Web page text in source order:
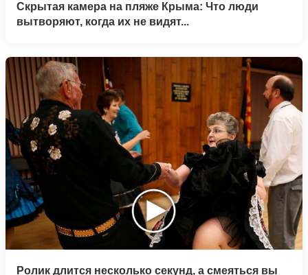
Скрытая камера на пляже Крыма: Что люди
вытворяют, когда их не видят...
Ролик длится несколько секунд, а смеяться вы